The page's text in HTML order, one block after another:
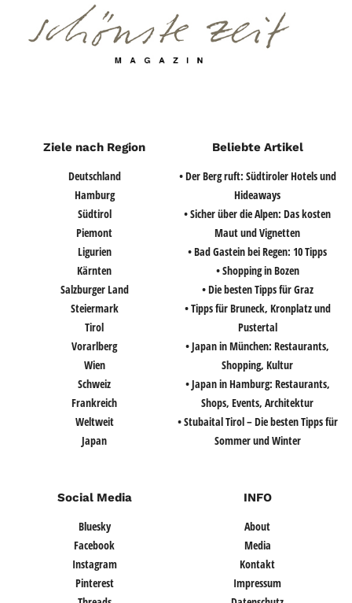
Ziele nach Region
Deutschland
Hamburg
Südtirol
Piemont
Ligurien
Kärnten
Salzburger Land
Steiermark
Tirol
Vorarlberg
Wien
Schweiz
Frankreich
Weltweit
Japan
Beliebte Artikel
• Der Berg ruft: Südtiroler Hotels und
Hideaways
• Sicher über die Alpen: Das kosten
Maut und Vignetten
• Bad Gastein bei Regen: 10 Tipps
• Shopping in Bozen
• Die besten Tipps für Graz
• Tipps für Bruneck, Kronplatz und
Pustertal
• Japan in München: Restaurants,
Shopping, Kultur
• Japan in Hamburg: Restaurants,
Shops, Events, Architektur
• Stubaital Tirol – Die besten Tipps für
Sommer und Winter
Social Media
Bluesky
Facebook
Instagram
Pinterest
INFO
About
Media
Kontakt
Impressum